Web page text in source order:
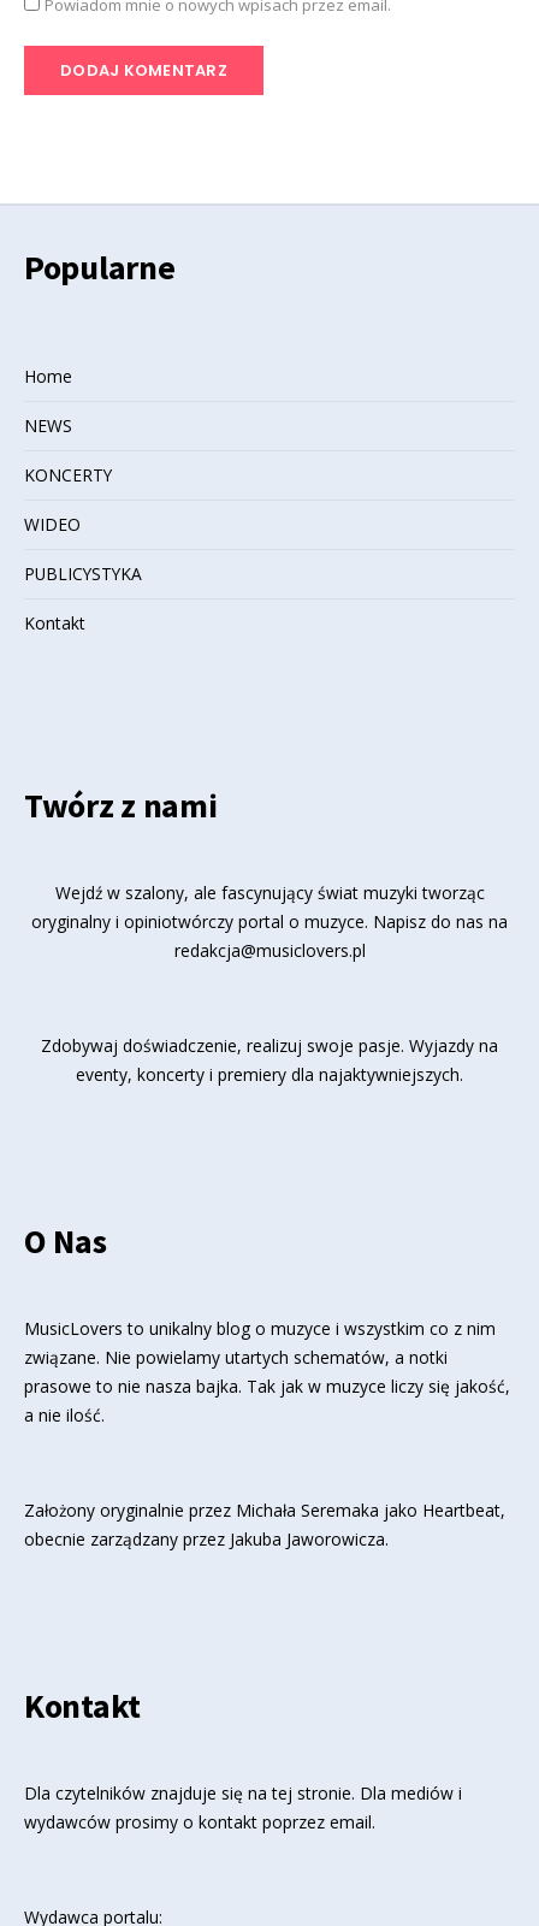
Powiadom mnie o nowych wpisach przez email.
Popularne
Home
NEWS
KONCERTY
WIDEO
PUBLICYSTYKA
Kontakt
Twórz z nami
Wejdź w szalony, ale fascynujący świat muzyki tworząc
oryginalny i opiniotwórczy portal o muzyce. Napisz do nas na
redakcja@musiclovers.pl
Zdobywaj doświadczenie, realizuj swoje pasje. Wyjazdy na
eventy, koncerty i premiery dla najaktywniejszych.
O Nas
MusicLovers to unikalny blog o muzyce i wszystkim co z nim
związane. Nie powielamy utartych schematów, a notki
prasowe to nie nasza bajka. Tak jak w muzyce liczy się jakość,
a nie ilość.
Założony oryginalnie przez Michała Seremaka jako Heartbeat,
obecnie zarządzany przez Jakuba Jaworowicza.
Kontakt
Dla czytelników znajduje się na tej stronie. Dla mediów i
wydawców prosimy o kontakt poprzez email.
Wydawca portalu: